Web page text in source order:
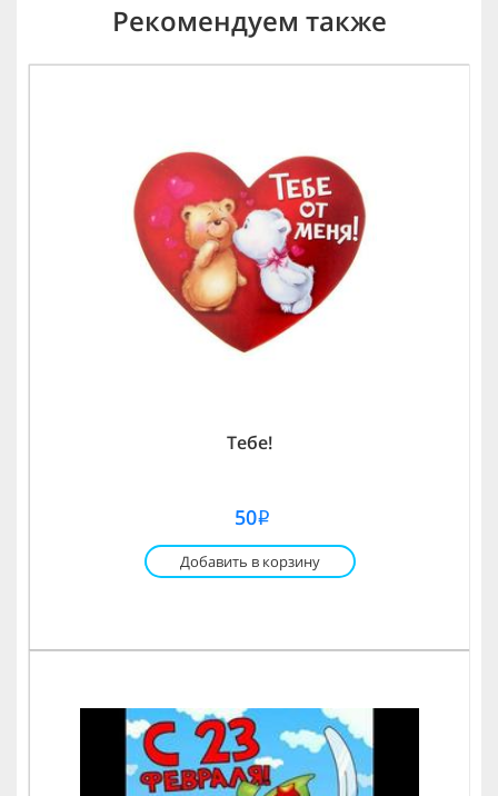
Рекомендуем также
Тебе!
50i
Добавить в корзину